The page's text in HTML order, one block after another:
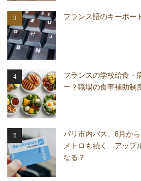
フランス語のキーボー
フランスの学校給食・
ー？職場の食事補助制
パリ市内バス、8月か
メトロも続く アップ
なる？